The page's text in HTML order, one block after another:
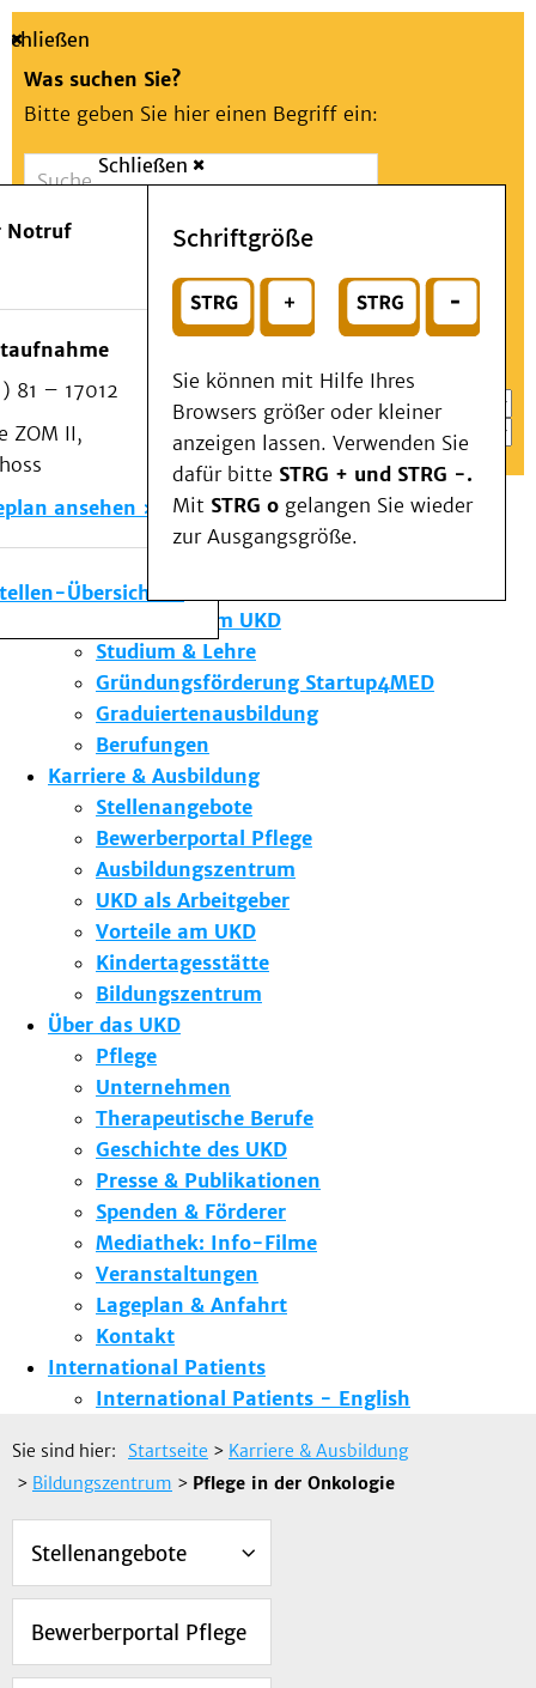
Suche
Schließen
Was suchen Sie?
Bitte geben Sie hier einen Begriff ein:
Suchen
oder
Wählen Sie ein Thema für Ihren Schnelleinstieg
Notfall
Schließen
Notruf
81 – 17012
ZOM II,
ansehen
Übersicht
Schriftgröße
Sie können mit Hilfe Ihres
Browsers größer oder kleiner
anzeigen lassen. Verwenden Sie
dafür bitte STRG + und STRG -.
Mit STRG o gelangen Sie wieder
zur Ausgangsgröße.
Menü
Patienten & Besucher
Kliniken/Institute/Zentren
Als Patient am UKD
Beratung und Unterstützung
Veranstaltungen
Kommunikation im Medizinwesen (KIM)
Notfall
Forschung & Lehre
Die Institute des UKD
Forschung am UKD
Studium & Lehre
Gründungsförderung Startup4MED
Graduiertenausbildung
Berufungen
Karriere & Ausbildung
Stellenangebote
Bewerberportal Pflege
Ausbildungszentrum
UKD als Arbeitgeber
Vorteile am UKD
Kindertagesstätte
Bildungszentrum
Über das UKD
Pflege
Unternehmen
Therapeutische Berufe
Geschichte des UKD
Presse & Publikationen
Spenden & Förderer
Mediathek: Info-Filme
Veranstaltungen
Lageplan & Anfahrt
Kontakt
International Patients
International Patients - English
Sie sind hier: Startseite > Karriere & Ausbildung
> Bildungszentrum > Pflege in der Onkologie
Stellenangebote
Bewerberportal Pflege